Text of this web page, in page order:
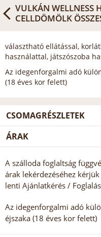
VULKÁN WELLNESS
CELLDÖMÖLK
választható ellátással,
használattal, játszószoba
Az idegenforgalmi adó
(18 éves kor felett)
CSOMAGRÉSZLETEK
ÁRAK
A szálloda foglaltság
árak lekérdezéséhez
lenti Ajánlatkérés /
Az idegenforgalmi adó
éjszaka (18 éves kor felett)